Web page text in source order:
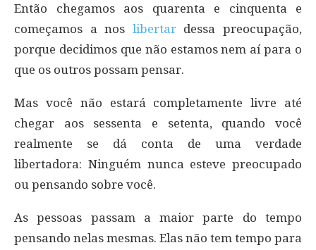
Então chegamos aos quarenta e cinquenta e
começamos a nos libertardessa preocupação,
porque decidimos que não estamos nem aí para o
que os outros possam pensar.
Mas você não estará completamente livre até
chegar aos sessenta e setenta, quando você
realmente se dá conta de uma verdade
libertadora: Ninguém nunca esteve preocupado
ou pensando sobre você.
As pessoas passam a maior parte do tempo
pensando nelas mesmas. Elas não tem tempo para